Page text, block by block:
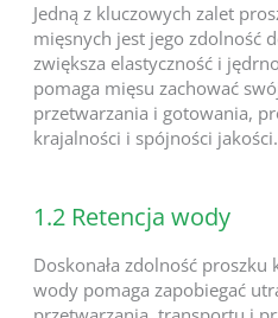
Jedną z kluczowych zalet
mięsnych jest jego zdolność
zwiększa elastyczność i
pomaga mięsu zachować
przetwarzania i gotowania,
krajalności i spójności jakości.
1.2 Retencja wody
Doskonała zdolność
wody pomaga zapobiegać